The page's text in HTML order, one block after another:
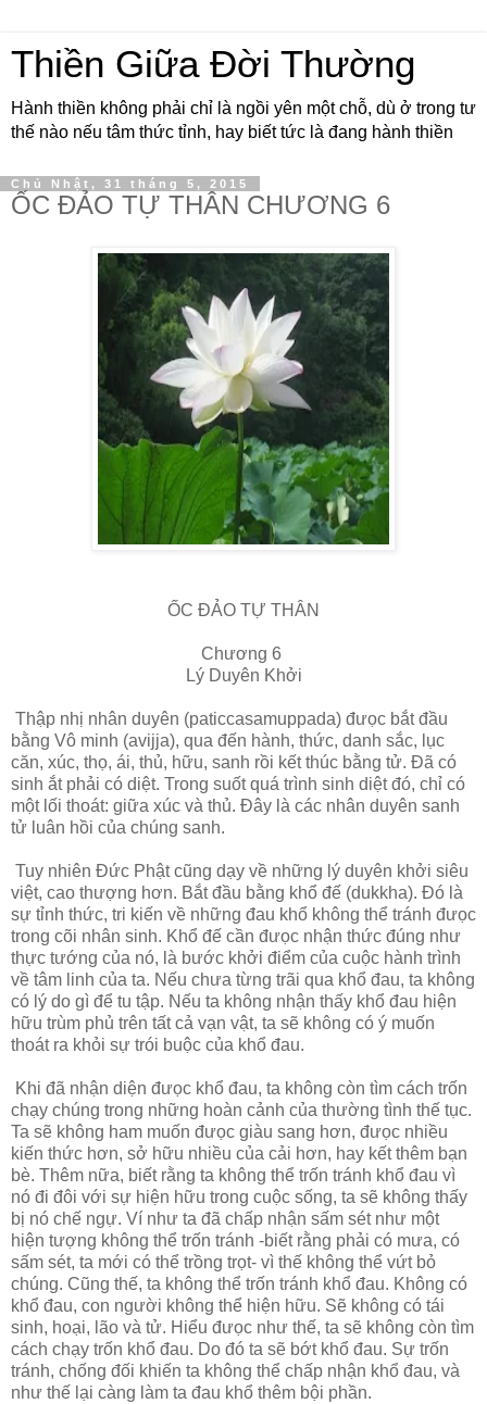
Thiền Giữa Đời Thường
Hành thiền không phải chỉ là ngồi yên một chỗ, dù ở trong tư
thế nào nếu tâm thức tỉnh, hay biết tức là đang hành thiền
Chủ Nhật, 31 tháng 5, 2015
ỐC ĐẢO TỰ THÂN CHƯƠNG 6
ỐC ĐẢO TỰ THÂN
Chương 6
Lý Duyên Khởi
Thập nhị nhân duyên (paticcasamuppada) đưọc bắt đầu
bằng Vô minh (avijja), qua đến hành, thức, danh sắc, lục
căn, xúc, thọ, ái, thủ, hữu, sanh rồi kết thúc bằng tử. Đã có
sinh ắt phải có diệt. Trong suốt quá trình sinh diệt đó, chỉ có
một lối thoát: giữa xúc và thủ. Đây là các nhân duyên sanh
tử luân hồi của chúng sanh.
Tuy nhiên Đức Phật cũng dạy về những lý duyên khởi siêu
việt, cao thượng hơn. Bắt đầu bằng khổ đế (dukkha). Đó là
sự tỉnh thức, tri kiến về những đau khổ không thể tránh đưọc
trong cõi nhân sinh. Khổ đế cần đưọc nhận thức đúng như
thực tướng của nó, là bước khởi điểm của cuộc hành trình
về tâm linh của ta. Nếu chưa từng trãi qua khổ đau, ta không
có lý do gì để tu tập. Nếu ta không nhận thấy khổ đau hiện
hữu trùm phủ trên tất cả vạn vật, ta sẽ không có ý muốn
thoát ra khỏi sự trói buộc của khổ đau.
Khi đã nhận diện đưọc khổ đau, ta không còn tìm cách trốn
chạy chúng trong những hoàn cảnh của thường tình thế tục.
Ta sẽ không ham muốn đưọc giàu sang hơn, đưọc nhiều
kiến thức hơn, sở hữu nhiều của cải hơn, hay kết thêm bạn
bè. Thêm nữa, biết rằng ta không thể trốn tránh khổ đau vì
nó đi đôi với sự hiện hữu trong cuộc sống, ta sẽ không thấy
bị nó chế ngự. Ví như ta đã chấp nhận sấm sét như một
hiện tượng không thể trốn tránh -biết rằng phải có mưa, có
sấm sét, ta mới có thể trồng trọt- vì thế không thể vứt bỏ
chúng. Cũng thế, ta không thể trốn tránh khổ đau. Không có
khổ đau, con người không thể hiện hữu. Sẽ không có tái
sinh, hoại, lão và tử. Hiểu đưọc như thế, ta sẽ không còn tìm
cách chạy trốn khổ đau. Do đó ta sẽ bớt khổ đau. Sự trốn
tránh, chống đối khiến ta không thể chấp nhận khổ đau, và
như thế lại càng làm ta đau khổ thêm bội phần.